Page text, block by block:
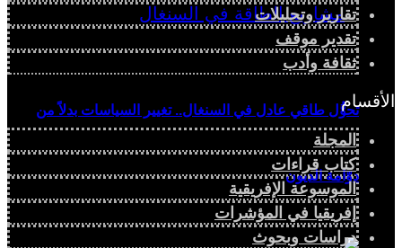
تحوُّل طاقي عادل في السنغال.. تغيير السياسات بدلاً من
دوّامة الديون
تقارير وتحليلات
تقدير موقف
ثقافة وأدب
الأقسام
المجلة
كتاب قراءات
الموسوعة الإفريقية
إفريقيا في المؤشرات
دراسات وبحوث